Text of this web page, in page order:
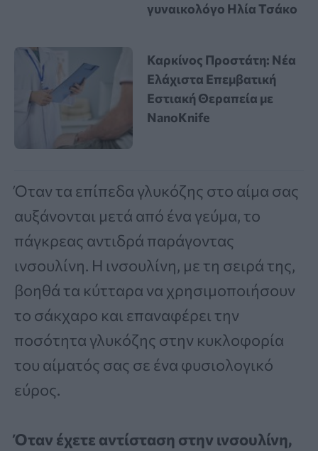
γυναικολόγο Ηλία Τσάκο
Καρκίνος Προστάτη: Νέα
Ελάχιστα Επεμβατική
Εστιακή Θεραπεία με
NanoKnife
Όταν τα επίπεδα γλυκόζης στο αίμα σας
αυξάνονται μετά από ένα γεύμα, το
πάγκρεας αντιδρά παράγοντας
ινσουλίνη. Η ινσουλίνη, με τη σειρά της,
βοηθά τα κύτταρα να χρησιμοποιήσουν
το σάκχαρο και επαναφέρει την
ποσότητα γλυκόζης στην κυκλοφορία
του αίματός σας σε ένα φυσιολογικό
εύρος.
Όταν έχετε αντίσταση στην ινσουλίνη,